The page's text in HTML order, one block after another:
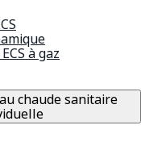
à gaz
chaude sanitaire